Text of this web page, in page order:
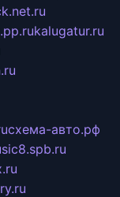
kalugatur.ru
схема-авто.рф